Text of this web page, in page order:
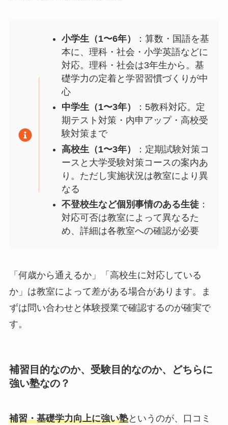
小学生（1〜6年）
：算数・国語を基
本に、理科・社会・小学英語などに
対応。理科・社会は3年生から。基
礎学力の定着と学習習慣づくりが中
心
中学生（1〜3年）
：5教科対応。定
期テスト対策・内申アップ・高校受
験対策まで
高校生（1〜3年）
：定期試験対策コ
ースと大学受験対策コースの案内あ
り。ただし実施状況は教室により異
なる
不登校生など個別事情のある生徒：
対応可否は教室によって異なるた
め、詳細は各教室への確認が必要
「何歳から通えるか」「高校生に対応している
か」は教室によって差がある場合があります。ま
ずは問い合わせと体験授業で確認するのが確実で
す。
補習目的なのか、受験目的なのか、どちらに
強い塾なの？
補習・基礎学力向上に強い塾というのが、口コミ